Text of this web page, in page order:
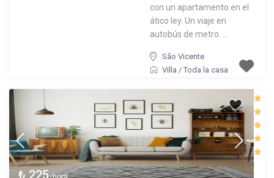
con un apartamento en el
ático ley. Un viaje en
autobús de metro. ...
São Vicente
Villa /Toda la casa
₺ 225